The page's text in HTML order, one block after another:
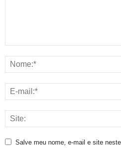
Salve meu nome, e-mail e site